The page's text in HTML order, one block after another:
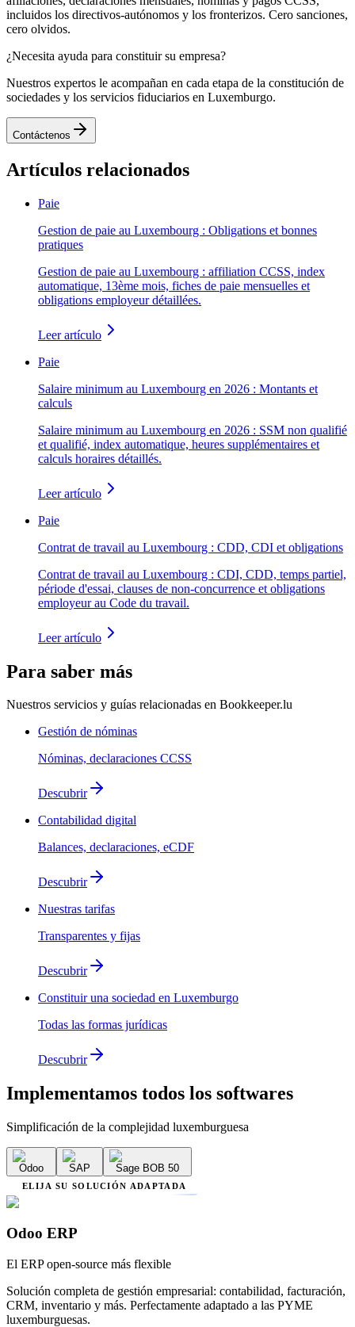
incluidos los directivos-autónomos y los fronterizos. Cero sanciones,
cero olvidos.
¿Necesita ayuda para constituir su empresa?
Nuestros expertos le acompañan en cada etapa de la constitución de
sociedades y los servicios fiduciarios en Luxemburgo.
Contáctenos
Artículos relacionados
Paie
Gestion de paie au Luxembourg : Obligations et bonnes
pratiques
Gestion de paie au Luxembourg : affiliation CCSS, index
automatique, 13ème mois, fiches de paie mensuelles et
obligations employeur détaillées.
Leer artículo
Paie
Salaire minimum au Luxembourg en 2026 : Montants et
calculs
Salaire minimum au Luxembourg en 2026 : SSM non qualifié
et qualifié, index automatique, heures supplémentaires et
calculs horaires détaillés.
Leer artículo
Paie
Contrat de travail au Luxembourg : CDD, CDI et obligations
Contrat de travail au Luxembourg : CDI, CDD, temps partiel,
période d'essai, clauses de non-concurrence et obligations
employeur au Code du travail.
Leer artículo
Para saber más
Nuestros servicios y guías relacionadas en Bookkeeper.lu
Gestión de nóminas
Nóminas, declaraciones CCSS
Descubrir
Contabilidad digital
Balances, declaraciones, eCDF
Descubrir
Nuestras tarifas
Transparentes y fijas
Descubrir
Constituir una sociedad en Luxemburgo
Todas las formas jurídicas
Descubrir
Implementamos todos los softwares
Simplificación de la complejidad luxemburguesa
Odoo SAP Sage BOB 50
ELIJA SU SOLUCIÓN ADAPTADA
Odoo ERP
El ERP open-source más flexible
Solución completa de gestión empresarial: contabilidad, facturación,
CRM, inventario y más. Perfectamente adaptado a las PYME
luxemburguesas.